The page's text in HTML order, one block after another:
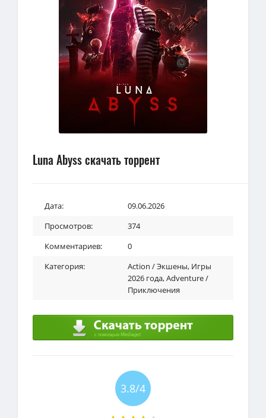
Luna Abyss скачать торрент
Дата:
09.06.2026
Просмотров:
374
Комментариев:
0
Категория:
Action / Экшены, Игры
2026 года,Adventure /
Приключения
3.8/4